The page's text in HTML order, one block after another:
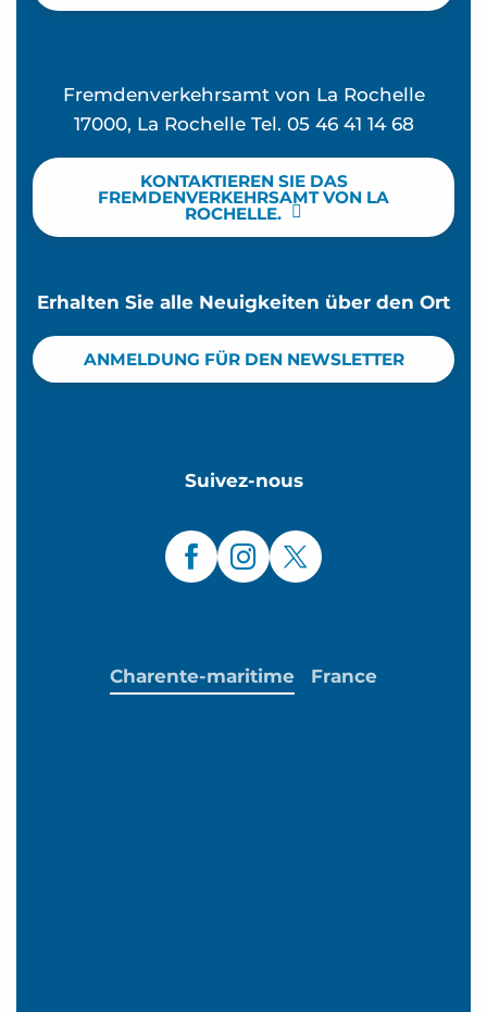
Fremdenverkehrsamt von La Rochelle
17000, La Rochelle Tel. 05 46 41 14 68
KONTAKTIEREN SIE DAS
FREMDENVERKEHRSAMT VON LA
ROCHELLE.
Erhalten Sie alle Neuigkeiten über den Ort
ANMELDUNG FÜR DEN NEWSLETTER
Suivez-nous
Charente-maritime France